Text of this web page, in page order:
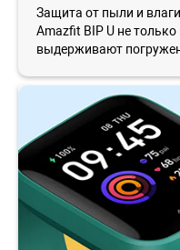
Защита от пыли и влаги
Amazfit BIP U не
выдерживают